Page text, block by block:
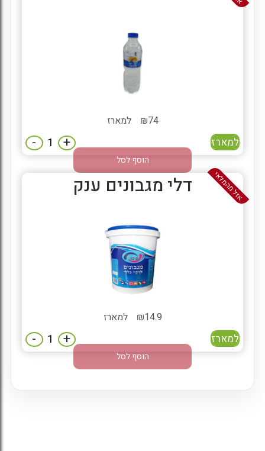
74
₪ למארז
למארז +
-
הוסף לסל
אזל מהמלאי דלי מגבונים ענק
14.9
₪ למארז
למארז +
-
הוסף לסל